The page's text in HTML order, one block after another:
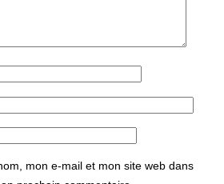
mon e-mail et mon site web dans